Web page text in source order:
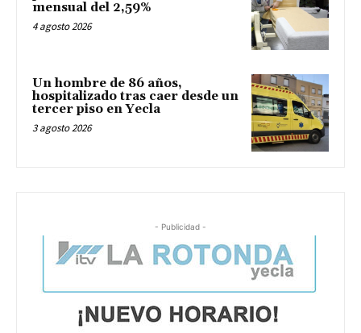
mensual del 2,59%
4 agosto 2026
Un hombre de 86 años,
hospitalizado tras caer desde un
tercer piso en Yecla
3 agosto 2026
- Publicidad -